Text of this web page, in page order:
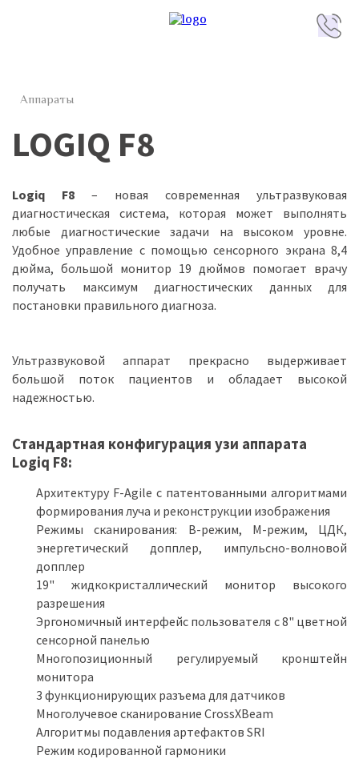
Аппараты
LOGIQ F8
Logiq F8 – новая современная ультразвуковая
диагностическая система, которая может выполнять
любые диагностические задачи на высоком уровне.
Удобное управление с помощью сенсорного экрана 8,4
дюйма, большой монитор 19 дюймов помогает врачу
получать максимум диагностических данных для
постановки правильного диагноза.
Ультразвуковой аппарат прекрасно выдерживает
большой поток пациентов и обладает высокой
надежностью.
Стандартная конфигурация узи аппарата
Logiq F8:
Архитектуру F-Agile с патентованными алгоритмами
формирования луча и реконструкции изображения
Режимы сканирования: В-режим, М-режим, ЦДК,
энергетический допплер, импульсно-волновой
допплер
19" жидкокристаллический монитор высокого
разрешения
Эргономичный интерфейс пользователя с 8" цветной
сенсорной панелью
Многопозиционный регулируемый кронштейн
монитора
3 функционирующих разъема для датчиков
Многолучевое сканирование CrossXBeam
Алгоритмы подавления артефактов SRI
Режим кодированной гармоники